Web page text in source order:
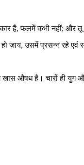
है, फलमें कभी नहीं; और तू
जाय, उसमें प्रसन्न रहे एवं
खास औषध है। चारों ही युग